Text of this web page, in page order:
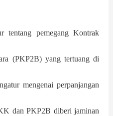
tentang pemegang Kontrak
(PKP2B) yang tertuang di
mengenai perpanjangan
dan PKP2B diberi jaminan